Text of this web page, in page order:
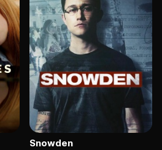
Snowden